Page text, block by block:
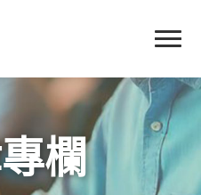
欄